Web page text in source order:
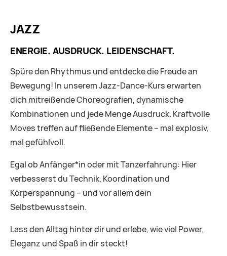
JAZZ
ENERGIE. AUSDRUCK. LEIDENSCHAFT.
Spüre den Rhythmus und entdecke die Freude an
Bewegung! In unserem Jazz-Dance-Kurs erwarten
dich mitreißende Choreografien, dynamische
Kombinationen und jede Menge Ausdruck. Kraftvolle
Moves treffen auf fließende Elemente – mal explosiv,
mal gefühlvoll.
Egal ob Anfänger*in oder mit Tanzerfahrung: Hier
verbesserst du Technik, Koordination und
Körperspannung – und vor allem dein
Selbstbewusstsein.
Lass den Alltag hinter dir und erlebe, wie viel Power,
Eleganz und Spaß in dir steckt!